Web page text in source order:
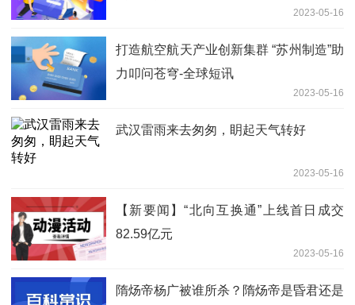
2023-05-16
打造航空航天产业创新集群 “苏州制造”助
力叩问苍穹-全球短讯
2023-05-16
武汉雷雨来去匆匆，眀起天气转好
2023-05-16
【新要闻】“北向互换通”上线首日成交
82.59亿元
2023-05-16
隋炀帝杨广被谁所杀？隋炀帝是昏君还是